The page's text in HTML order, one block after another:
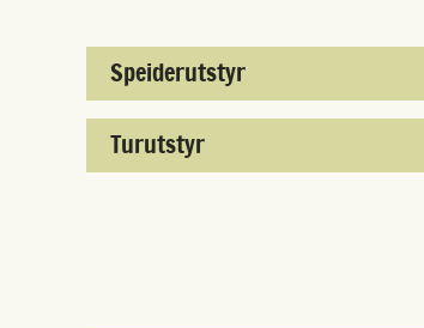
Speiderutstyr
Turutstyr